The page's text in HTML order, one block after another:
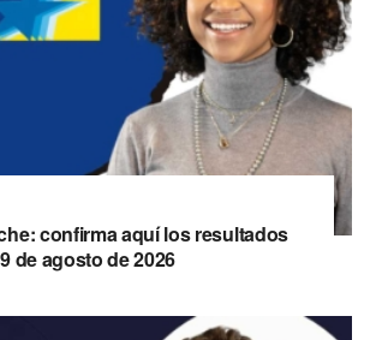
confirma aquí los resultados
de agosto de 2026